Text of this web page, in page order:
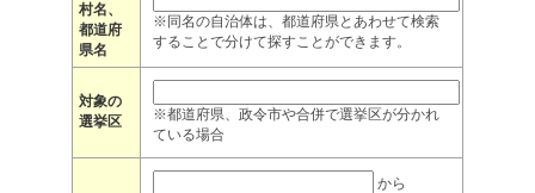
村名、
都道府
県名
※同名の自治体は、都道府県とあわせて検索
することで分けて探すことができます。
対象の
選挙区
※都道府県、政令市や合併で選挙区が分かれ
ている場合
から